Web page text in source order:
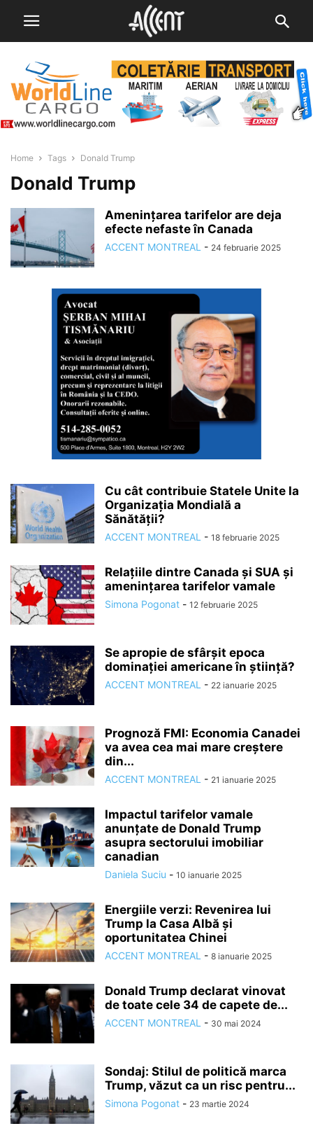
Home Tags Donald Trump
Donald Trump
Amenințarea tarifelor are deja
efecte nefaste în Canada
ACCENT MONTREAL - 24 februarie 2025
Cu cât contribuie Statele Unite la
Organizația Mondială a
Sănătății?
ACCENT MONTREAL - 18 februarie 2025
Relațiile dintre Canada și SUA și
amenințarea tarifelor vamale
Simona Pogonat - 12 februarie 2025
Se apropie de sfârșit epoca
dominației americane în știință?
ACCENT MONTREAL - 22 ianuarie 2025
Prognoză FMI: Economia Canadei
va avea cea mai mare creștere
din...
ACCENT MONTREAL - 21 ianuarie 2025
Impactul tarifelor vamale
anunțate de Donald Trump
asupra sectorului imobiliar
canadian
Daniela Suciu - 10 ianuarie 2025
Energiile verzi: Revenirea lui
Trump la Casa Albă și
oportunitatea Chinei
ACCENT MONTREAL - 8 ianuarie 2025
Donald Trump declarat vinovat
de toate cele 34 de capete de...
ACCENT MONTREAL - 30 mai 2024
Sondaj: Stilul de politică marca
Trump, văzut ca un risc pentru...
Simona Pogonat - 23 martie 2024